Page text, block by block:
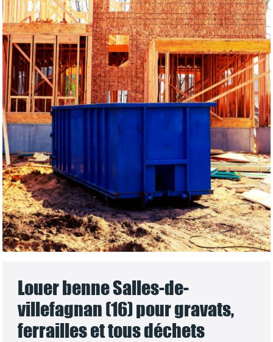
Louer benne Salles-de-
villefagnan (16) pour gravats,
ferrailles et tous déchets